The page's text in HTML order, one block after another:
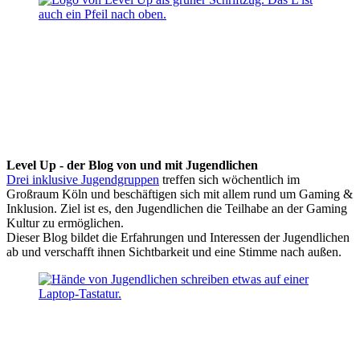
Level Up - der Blog von und mit Jugendlichen
Drei inklusive Jugendgruppen treffen sich wöchentlich im
Großraum Köln und beschäftigen sich mit allem rund um Gaming &
Inklusion. Ziel ist es, den Jugendlichen die Teilhabe an der Gaming
Kultur zu ermöglichen.
Dieser Blog bildet die Erfahrungen und Interessen der Jugendlichen
ab und verschafft ihnen Sichtbarkeit und eine Stimme nach außen.